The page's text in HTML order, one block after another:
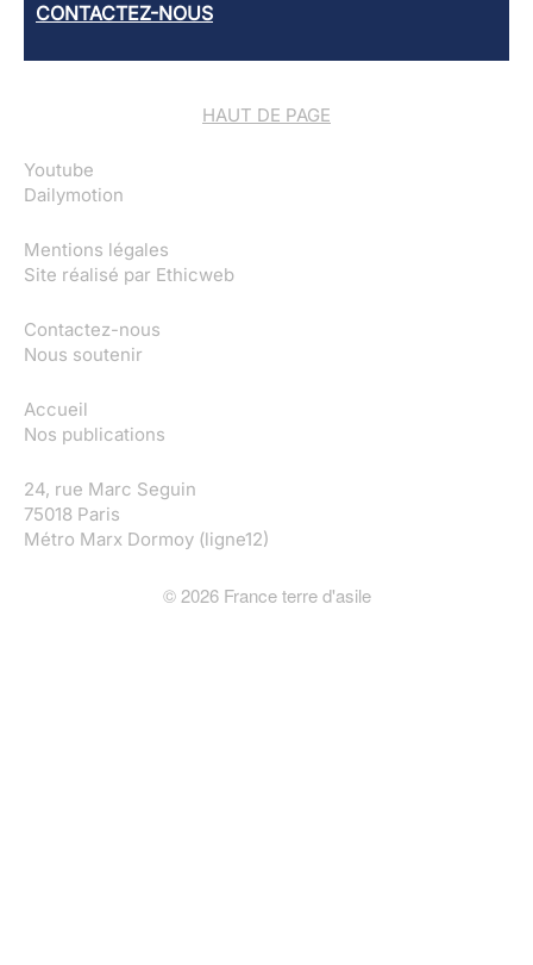
CONTACTEZ-NOUS
HAUT DE PAGE
Youtube
Dailymotion
Mentions légales
Site réalisé par Ethicweb
Contactez-nous
Nous soutenir
Accueil
Nos publications
24, rue Marc Seguin
75018 Paris
Métro Marx Dormoy (ligne12)
©2026France terre d'asile